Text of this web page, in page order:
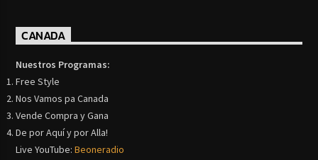
CANADA
Nuestros Programas:
Free Style
Nos Vamos pa Canada
Vende Compra y Gana
De por Aquí y por Alla!
Live YouTube:Beoneradio